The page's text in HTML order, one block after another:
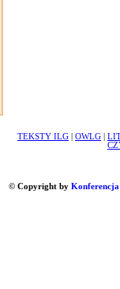
TEKSTY ILG OWLG
© Copyright by Konferencja